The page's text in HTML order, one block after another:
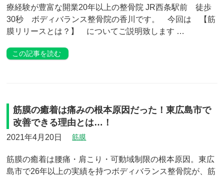
療経験が豊富な開業20年以上の整骨院 JR西条駅前 徒歩
30秒 ボディバランス整骨院の香川です。 今回は 【筋
膜リリースとは？】 についてご説明致します …
この記事を読む
筋膜の癒着は痛みの根本原因だった！東広島市で
改善できる理由とは…！
2021年4月20日 筋膜
筋膜の癒着は腰痛・肩こり・可動域制限の根本原因。東広
島市で26年以上の実績を持つボディバランス整骨院が、筋